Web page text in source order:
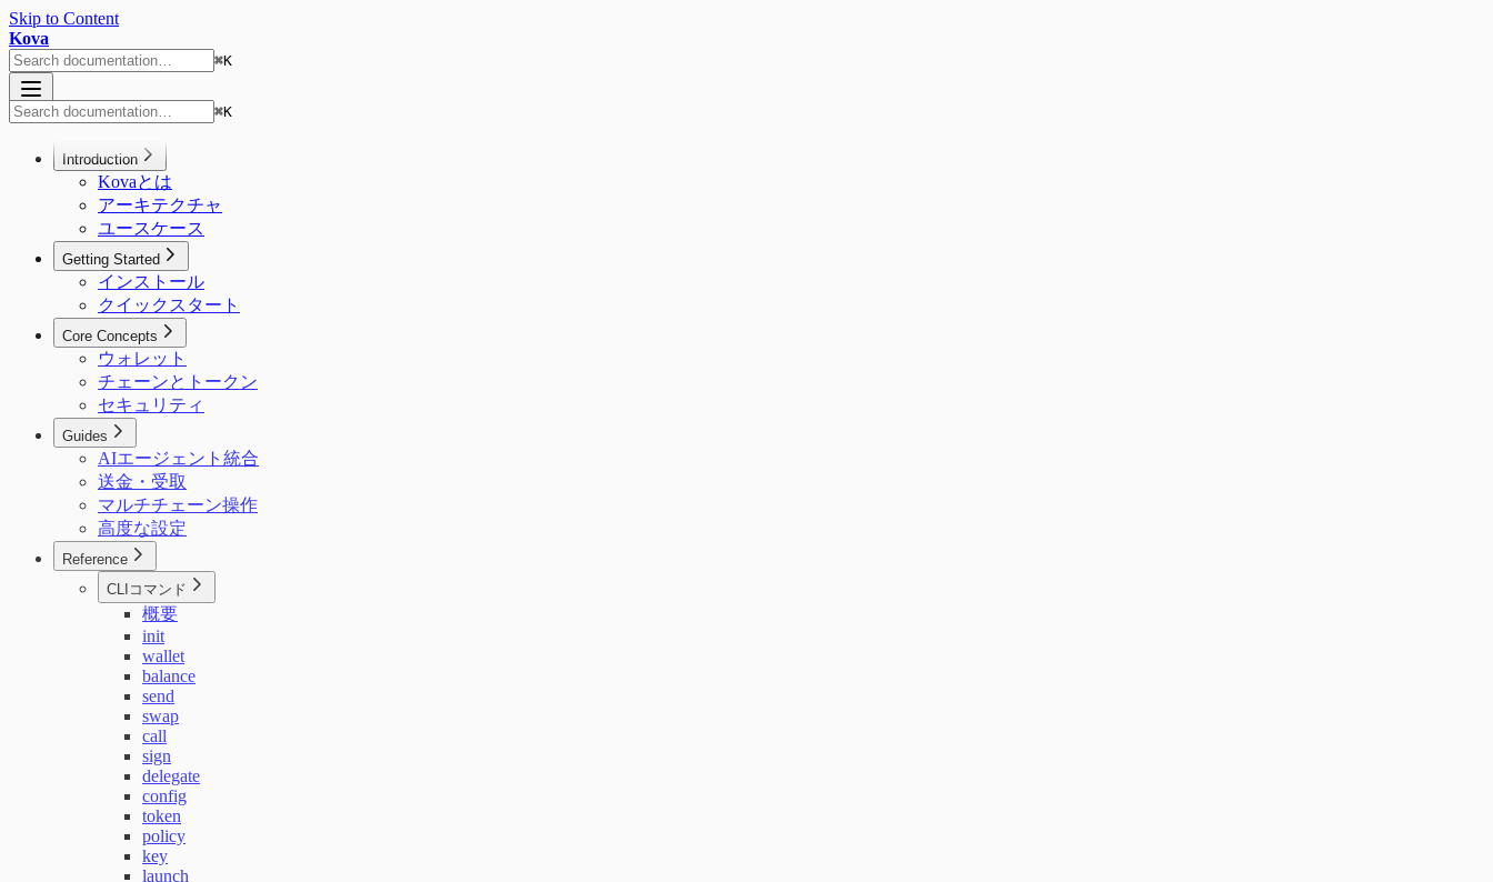
Skip to Content
Kova
⌘K
⌘K
Introduction
Kovaとは
アーキテクチャ
ユースケース
Getting Started
インストール
クイックスタート
Core Concepts
ウォレット
チェーンとトークン
セキュリティ
Guides
AIエージェント統合
送金・受取
マルチチェーン操作
高度な設定
Reference
CLIコマンド
概要
init
wallet
balance
send
swap
call
sign
delegate
config
token
policy
key
launch